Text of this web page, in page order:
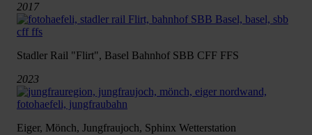
2017
Stadler Rail "Flirt", Basel Bahnhof SBB CFF FFS
2023
Eiger, Mönch, Jungfraujoch, Sphinx Wetterstation